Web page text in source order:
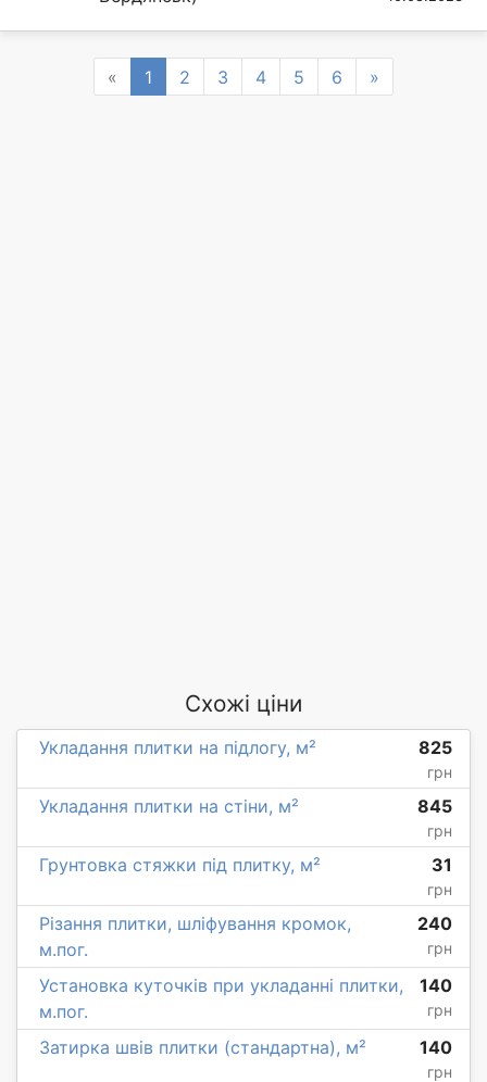
« Previous
1 2 3 4 5 6 »
Схожі ціни
Укладання плитки на підлогу, м² 825
грн
Укладання плитки на стіни, м² 845
грн
Грунтовка стяжки під плитку, м² 31
грн
Різання плитки, шліфування кромок,
м.пог.
240
грн
Установка куточків при укладанні плитки,
м.пог.
140
грн
Затирка швів плитки (стандартна), м² 140
грн